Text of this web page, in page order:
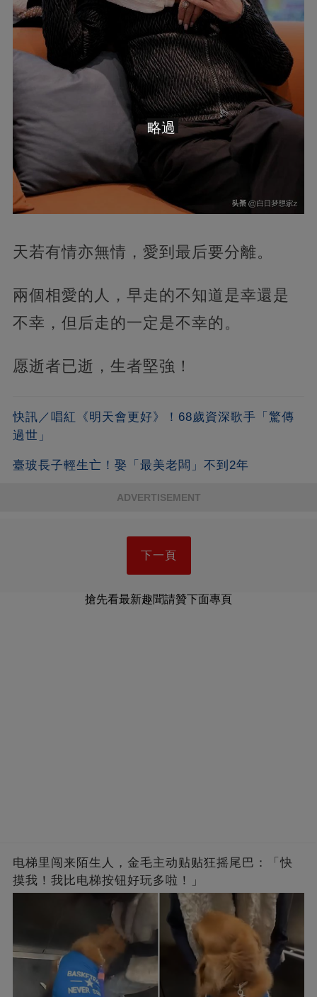
天若有情亦無情，愛到最后要分離。
兩個相愛的人，早走的不知道是幸還是
不幸，但后走的一定是不幸的。
愿逝者已逝，生者堅強！
快訊／唱紅《明天會更好》！68歲資深歌手「驚傳
過世」
臺玻長子輕生亡！娶「最美老闆」不到2年
ADVERTISEMENT
下一頁
搶先看最新趣聞請贊下面專頁
电梯里闯来陌生人，金毛主动贴贴狂摇尾巴：「快
摸我！我比电梯按钮好玩多啦！」
略過